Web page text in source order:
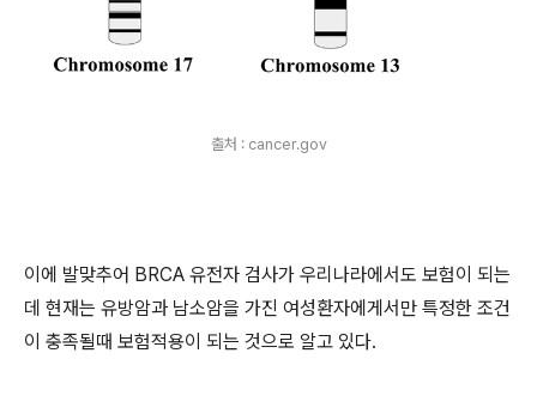
출처 : cancer.gov
이에 발맞추어 BRCA 유전자 검사가 우리나라에서도 보험이 되는
데 현재는 유방암과 남소암을 가진 여성환자에게서만 특정한 조건
이 충족될때 보험적용이 되는 것으로 알고 있다.